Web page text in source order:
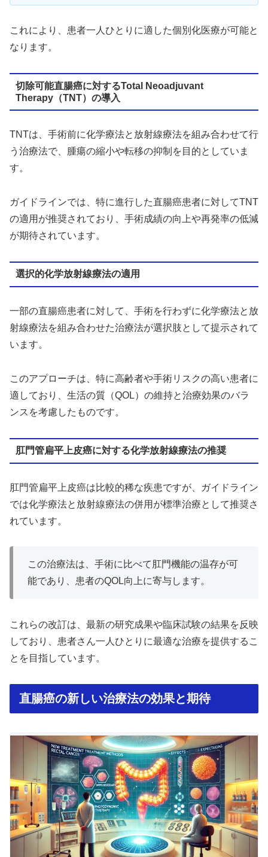
これにより、患者一人ひとりに適した個別化医療が可能と
なります。
切除可能直腸癌に対するTotal Neoadjuvant
Therapy（TNT）の導入
TNTは、手術前に化学療法と放射線療法を組み合わせて行
う治療法で、腫瘍の縮小や転移の抑制を目的としていま
す。
ガイドラインでは、特に進行した直腸癌患者に対してTNT
の適用が推奨されており、手術成績の向上や再発率の低減
が期待されています。
選択的化学放射線療法の適用
一部の直腸癌患者に対して、手術を行わずに化学療法と放
射線療法を組み合わせた治療法が選択肢として提示されて
います。
このアプローチは、特に高齢者や手術リスクの高い患者に
適しており、生活の質（QOL）の維持と治療効果のバラ
ンスを考慮したものです。
肛門管扁平上皮癌に対する化学放射線療法の推奨
肛門管扁平上皮癌は比較的稀な疾患ですが、ガイドライン
では化学療法と放射線療法の併用が標準治療として推奨さ
れています。
この治療法は、手術に比べて肛門機能の温存が可
能であり、患者のQOL向上に寄与します。
これらの改訂は、最新の研究成果や臨床試験の結果を反映
しており、患者さん一人ひとりに最適な治療を提供するこ
とを目指しています。
直腸癌の新しい治療法の効果と期待